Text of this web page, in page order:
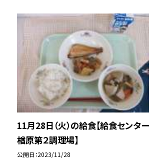
11月28日（火）の給食【給食センター
楢原第２調理場】
公開日 2023/11/28